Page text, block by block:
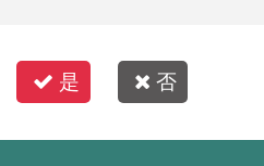
是 否